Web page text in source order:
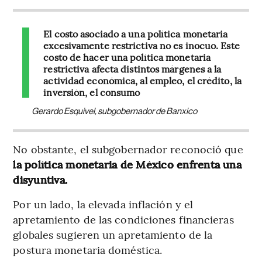
El costo asociado a una política monetaria
excesivamente restrictiva no es inocuo. Este
costo de hacer una política monetaria
restrictiva afecta distintos márgenes a la
actividad económica, al empleo, el crédito, la
inversión, el consumo
Gerardo Esquivel, subgobernador de Banxico
No obstante, el subgobernador reconoció que
la política monetaria de México enfrenta una
disyuntiva.
Por un lado, la elevada inflación y el
apretamiento de las condiciones financieras
globales sugieren un apretamiento de la
postura monetaria doméstica.